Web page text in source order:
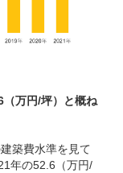
万円/坪）と概ね
築費水準を見て
年の52.6（万円/